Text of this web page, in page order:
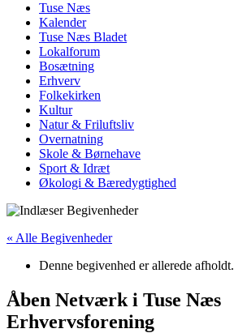
Tuse Næs
Kalender
Tuse Næs Bladet
Lokalforum
Bosætning
Erhverv
Folkekirken
Kultur
Natur & Friluftsliv
Overnatning
Skole & Børnehave
Sport & Idræt
Økologi & Bæredygtighed
« Alle Begivenheder
Denne begivenhed er allerede afholdt.
Åben Netværk i Tuse Næs
Erhvervsforening